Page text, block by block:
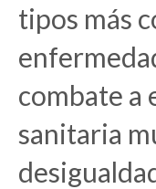
tipos más
combate a
sanitaria